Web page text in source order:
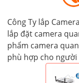
Công Ty lắp
lắp đặt camera
phẩm camera
phù hợp cho người